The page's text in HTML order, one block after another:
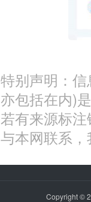
特别声明：
亦包括在内)
若有来源标
与本网联系
Copyright ©